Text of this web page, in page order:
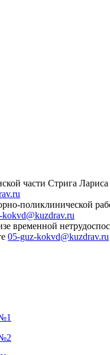
части Стрига
поликлинической
kokvd@kuzdrav.ru
временной
05-guz-kokvd@kuzdrav.ru
№2